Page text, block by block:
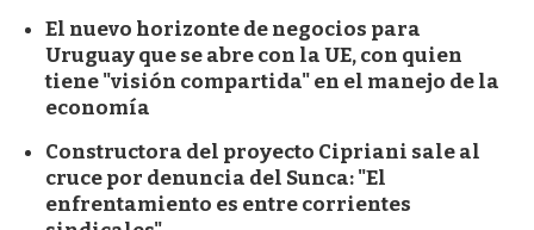
El nuevo horizonte de negocios para
Uruguay que se abre con la UE, con quien
tiene "visión compartida" en el manejo de la
economía
Constructora del proyecto Cipriani sale al
cruce por denuncia del Sunca: "El
enfrentamiento es entre corrientes